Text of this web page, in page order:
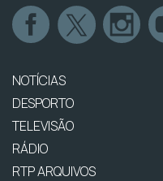
NOTÍCIAS
DESPORTO
TELEVISÃO
RÁDIO
RTP ARQUIVOS